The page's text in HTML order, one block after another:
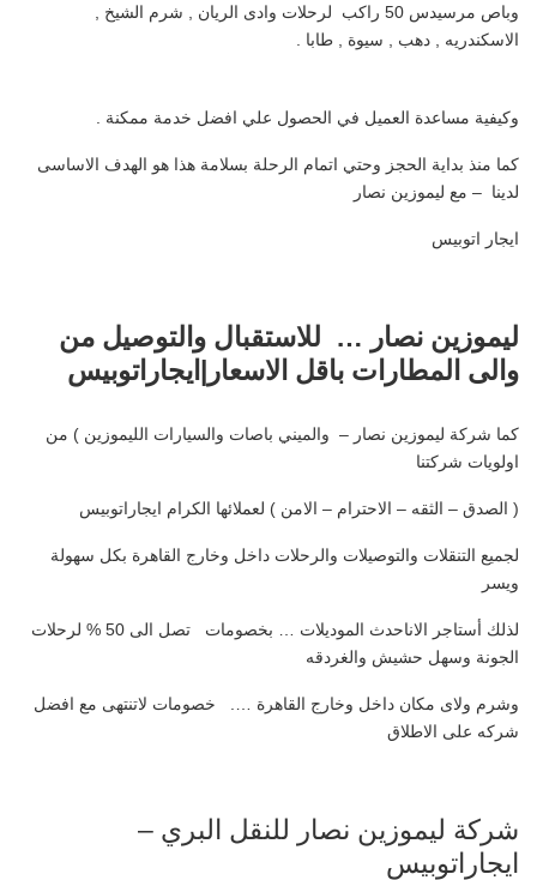
وباص مرسيدس 50 راكب لرحلات وادى الريان , شرم الشيخ ,
الاسكندريه , دهب , سيوة , طابا .
وكيفية مساعدة العميل في الحصول علي افضل خدمة ممكنة .
كما منذ بداية الحجز وحتي اتمام الرحلة بسلامة هذا هو الهدف الاساسى
لدينا – مع ليموزين نصار
ايجار اتوبيس
ليموزين نصار … للاستقبال والتوصيل من
والى المطارات باقل الاسعار|ايجاراتوبيس
كما شركة ليموزين نصار – والميني باصات والسيارات الليموزين ) من
اولويات شركتنا
( الصدق – الثقه – الاحترام – الامن ) لعملائها الكرام ايجاراتوبيس
لجميع التنقلات والتوصيلات والرحلات داخل وخارج القاهرة بكل سهولة
ويسر
لذلك أستاجر الاناحدث الموديلات … بخصومات تصل الى 50 % لرحلات
الجونة وسهل حشيش والغردقه
وشرم ولاى مكان داخل وخارج القاهرة …. خصومات لاتنتهى مع افضل
شركه على الاطلاق
شركة ليموزين نصار للنقل البري –
ايجاراتوبيس